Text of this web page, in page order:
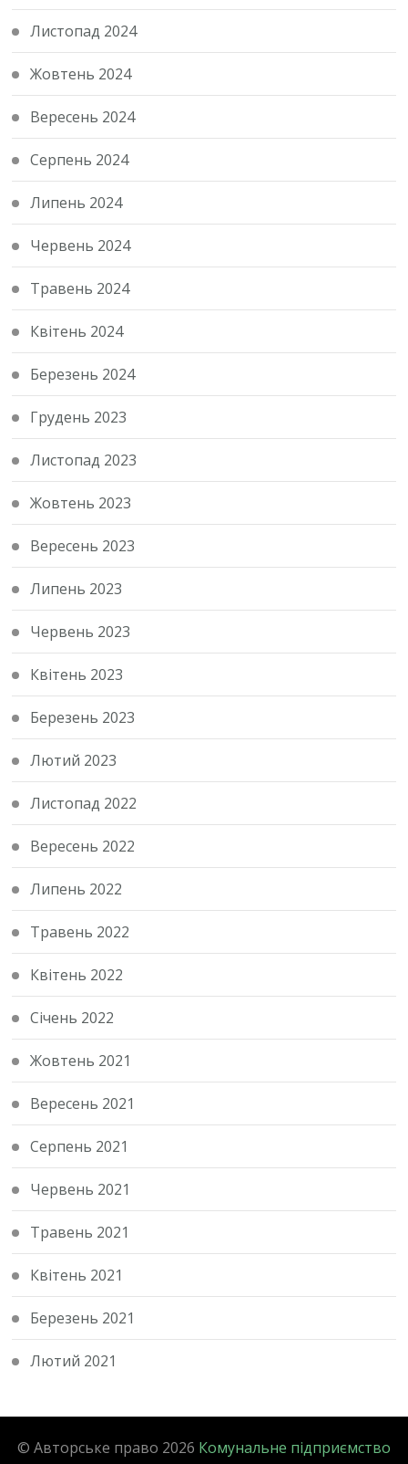
Листопад 2024
Жовтень 2024
Вересень 2024
Серпень 2024
Липень 2024
Червень 2024
Травень 2024
Квітень 2024
Березень 2024
Грудень 2023
Листопад 2023
Жовтень 2023
Вересень 2023
Липень 2023
Червень 2023
Квітень 2023
Березень 2023
Лютий 2023
Листопад 2022
Вересень 2022
Липень 2022
Травень 2022
Квітень 2022
Січень 2022
Жовтень 2021
Вересень 2021
Серпень 2021
Червень 2021
Травень 2021
Квітень 2021
Березень 2021
Лютий 2021
© Авторське право 2026 Комунальне підприємство